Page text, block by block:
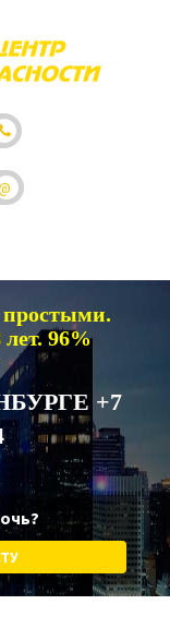
96%
+7